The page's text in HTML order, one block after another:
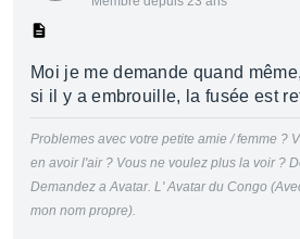
Moi je me demande quand
si il y a embrouille, la fusée est
Problemes avec votre petite amie / femme ?
en avoir l'air ? Vous ne voulez plus la voir ?
Demandez a Avatar. L' Avatar du Congo
mon nom propre).